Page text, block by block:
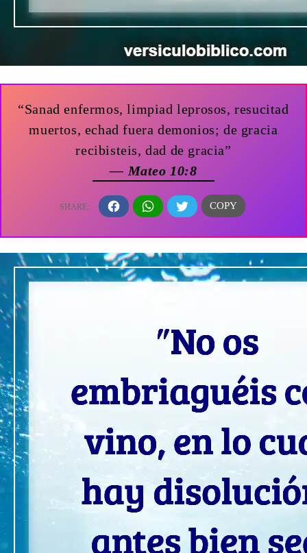
“Sanad enfermos, limpiad leprosos, resucitad
muertos, echad fuera demonios; de gracia
recibisteis, dad de gracia”
— Mateo 10:8